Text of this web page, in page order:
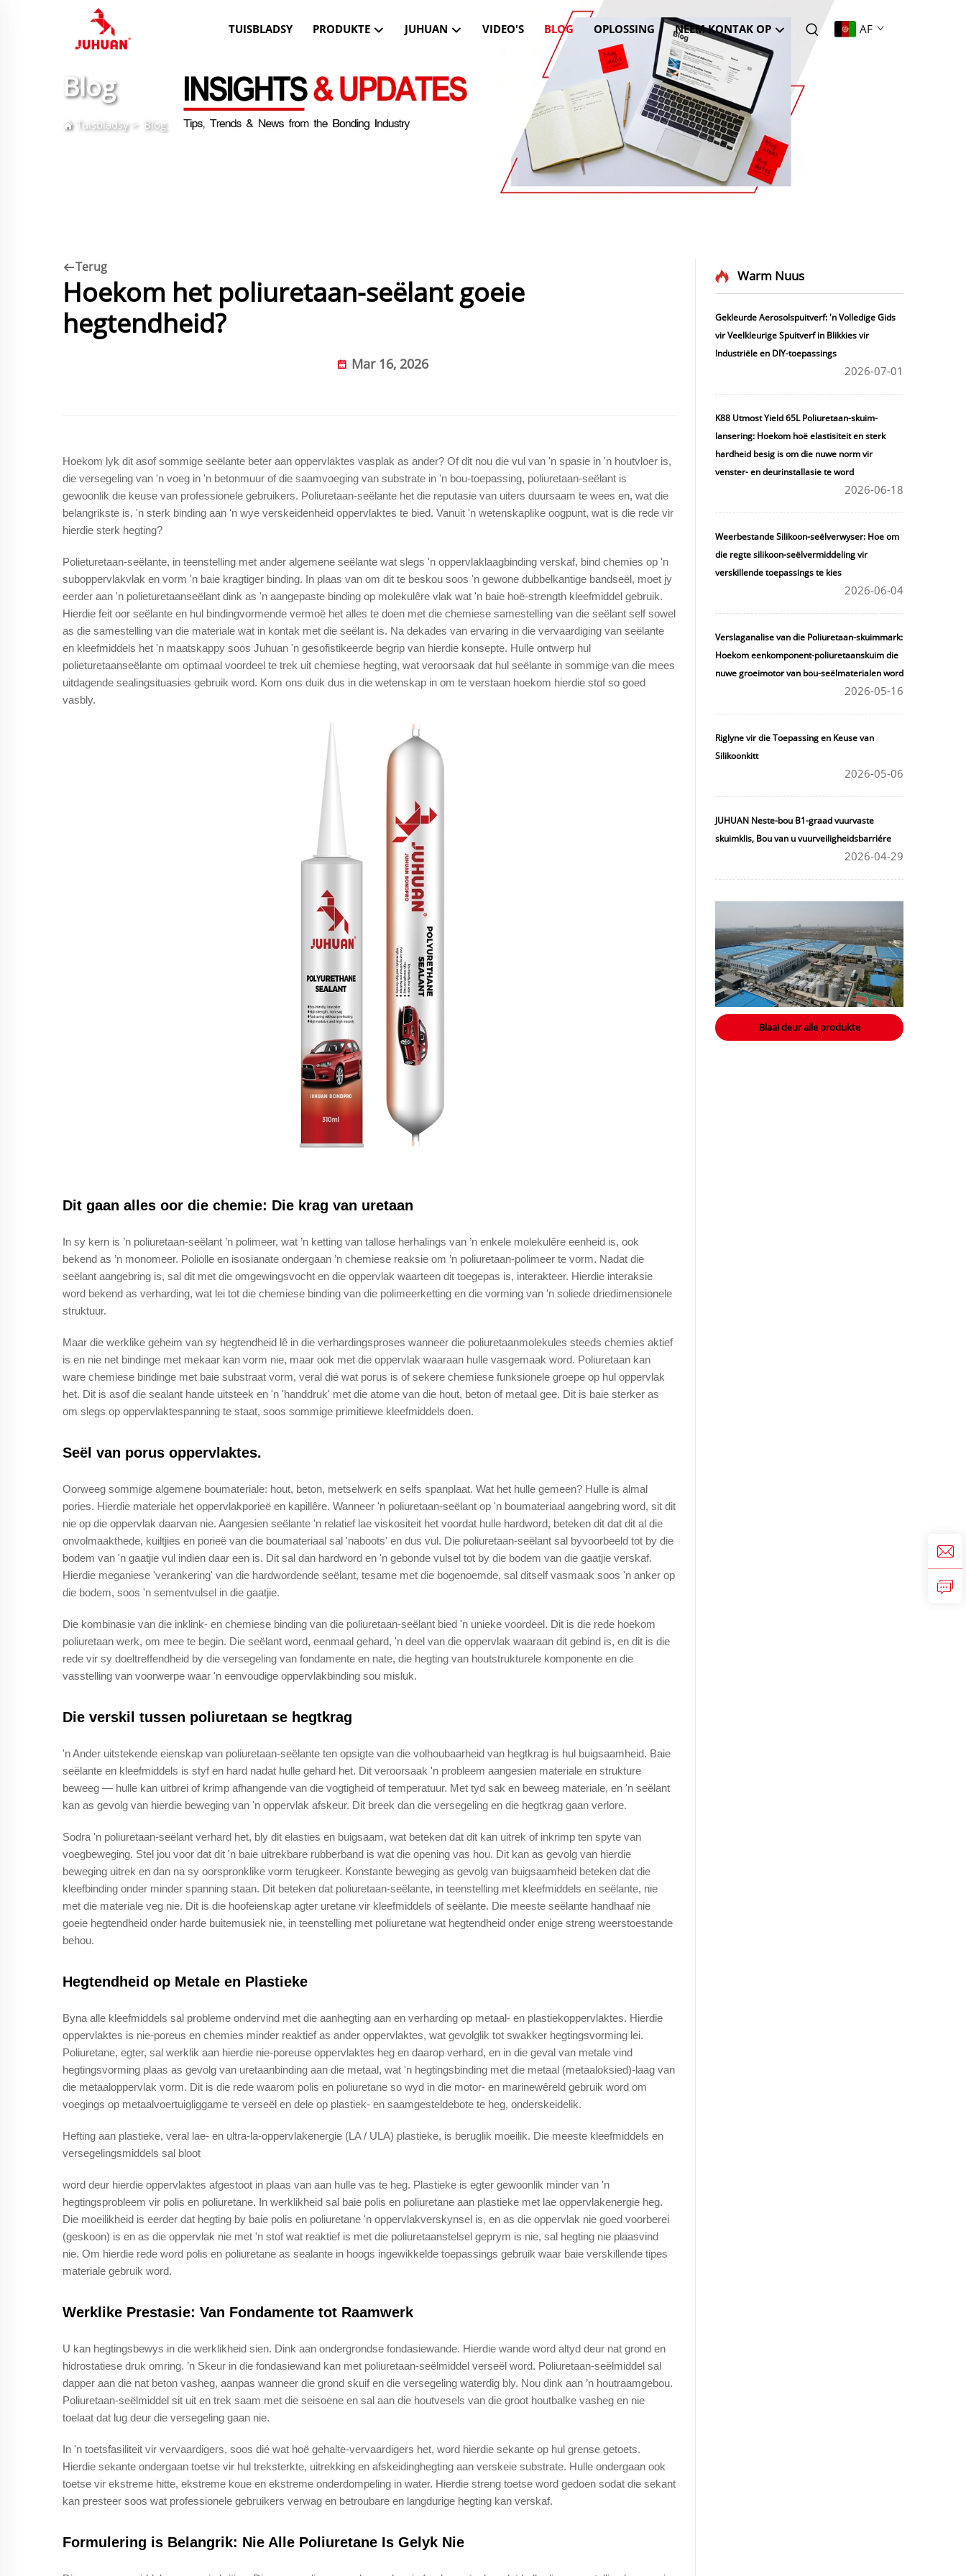
TUISBLADSY PRODUKTE JUHUAN VIDEO'S BLOG OPLOSSING NEEM KONTAK OP AF
Blog
Tuisbladsy> Blog
Terug
Hoekom het poliuretaan-seëlant goeie
hegtendheid?
Mar 16, 2026
Hoekom lyk dit asof sommige seëlante beter aan oppervlaktes vasplak as ander? Of dit nou die vul van 'n spasie in 'n houtvloer is,
die versegeling van 'n voeg in 'n betonmuur of die saamvoeging van substrate in 'n bou-toepassing, poliuretaan-seëlant is
gewoonlik die keuse van professionele gebruikers. Poliuretaan-seëlante het die reputasie van uiters duursaam te wees en, wat die
belangrikste is, 'n sterk binding aan 'n wye verskeidenheid oppervlaktes te bied. Vanuit 'n wetenskaplike oogpunt, wat is die rede vir
hierdie sterk hegting?
Polieturetaan-seëlante, in teenstelling met ander algemene seëlante wat slegs 'n oppervlaklaagbinding verskaf, bind chemies op 'n
suboppervlakvlak en vorm 'n baie kragtiger binding. In plaas van om dit te beskou soos 'n gewone dubbelkantige bandseël, moet jy
eerder aan 'n polieturetaanseëlant dink as 'n aangepaste binding op molekulêre vlak wat 'n baie hoë-strength kleefmiddel gebruik.
Hierdie feit oor seëlante en hul bindingvormende vermoë het alles te doen met die chemiese samestelling van die seëlant self sowel
as die samestelling van die materiale wat in kontak met die seëlant is. Na dekades van ervaring in die vervaardiging van seëlante
en kleefmiddels het 'n maatskappy soos Juhuan 'n gesofistikeerde begrip van hierdie konsepte. Hulle ontwerp hul
polieturetaanseëlante om optimaal voordeel te trek uit chemiese hegting, wat veroorsaak dat hul seëlante in sommige van die mees
uitdagende sealingsituasies gebruik word. Kom ons duik dus in die wetenskap in om te verstaan hoekom hierdie stof so goed
vasbly.
Dit gaan alles oor die chemie: Die krag van uretaan
In sy kern is ’n poliuretaan-seëlant ’n polimeer, wat ’n ketting van tallose herhalings van ’n enkele molekulêre eenheid is, ook
bekend as ’n monomeer. Poliolle en isosianate ondergaan ’n chemiese reaksie om ’n poliuretaan-polimeer te vorm. Nadat die
seëlant aangebring is, sal dit met die omgewingsvocht en die oppervlak waarteen dit toegepas is, interakteer. Hierdie interaksie
word bekend as verharding, wat lei tot die chemiese binding van die polimeerketting en die vorming van ’n soliede driedimensionele
struktuur.
Maar die werklike geheim van sy hegtendheid lê in die verhardingsproses wanneer die poliuretaanmolekules steeds chemies aktief
is en nie net bindinge met mekaar kan vorm nie, maar ook met die oppervlak waaraan hulle vasgemaak word. Poliuretaan kan
ware chemiese bindinge met baie substraat vorm, veral dié wat porus is of sekere chemiese funksionele groepe op hul oppervlak
het. Dit is asof die sealant hande uitsteek en 'n 'handdruk' met die atome van die hout, beton of metaal gee. Dit is baie sterker as
om slegs op oppervlaktespanning te staat, soos sommige primitiewe kleefmiddels doen.
Seël van porus oppervlaktes.
Oorweeg sommige algemene boumateriale: hout, beton, metselwerk en selfs spanplaat. Wat het hulle gemeen? Hulle is almal
pories. Hierdie materiale het oppervlakporieë en kapillêre. Wanneer 'n poliuretaan-seëlant op 'n boumateriaal aangebring word, sit dit
nie op die oppervlak daarvan nie. Aangesien seëlante 'n relatief lae viskositeit het voordat hulle hardword, beteken dit dat dit al die
onvolmaakthede, kuiltjies en porieë van die boumateriaal sal 'naboots' en dus vul. Die poliuretaan-seëlant sal byvoorbeeld tot by die
bodem van 'n gaatjie vul indien daar een is. Dit sal dan hardword en 'n gebonde vulsel tot by die bodem van die gaatjie verskaf.
Hierdie meganiese 'verankering' van die hardwordende seëlant, tesame met die bogenoemde, sal ditself vasmaak soos 'n anker op
die bodem, soos 'n sementvulsel in die gaatjie.
Die kombinasie van die inklink- en chemiese binding van die poliuretaan-seëlant bied 'n unieke voordeel. Dit is die rede hoekom
poliuretaan werk, om mee te begin. Die seëlant word, eenmaal gehard, 'n deel van die oppervlak waaraan dit gebind is, en dit is die
rede vir sy doeltreffendheid by die versegeling van fondamente en nate, die hegting van houtstrukturele komponente en die
vasstelling van voorwerpe waar 'n eenvoudige oppervlakbinding sou misluk.
Die verskil tussen poliuretaan se hegtkrag
'n Ander uitstekende eienskap van poliuretaan-seëlante ten opsigte van die volhoubaarheid van hegtkrag is hul buigsaamheid. Baie
seëlante en kleefmiddels is styf en hard nadat hulle gehard het. Dit veroorsaak 'n probleem aangesien materiale en strukture
beweeg — hulle kan uitbrei of krimp afhangende van die vogtigheid of temperatuur. Met tyd sak en beweeg materiale, en 'n seëlant
kan as gevolg van hierdie beweging van 'n oppervlak afskeur. Dit breek dan die versegeling en die hegtkrag gaan verlore.
Sodra 'n poliuretaan-seëlant verhard het, bly dit elasties en buigsaam, wat beteken dat dit kan uitrek of inkrimp ten spyte van
voegbeweging. Stel jou voor dat dit 'n baie uitrekbare rubberband is wat die opening vas hou. Dit kan as gevolg van hierdie
beweging uitrek en dan na sy oorspronklike vorm terugkeer. Konstante beweging as gevolg van buigsaamheid beteken dat die
kleefbinding onder minder spanning staan. Dit beteken dat poliuretaan-seëlante, in teenstelling met kleefmiddels en seëlante, nie
met die materiale veg nie. Dit is die hoofeienskap agter uretane vir kleefmiddels of seëlante. Die meeste seëlante handhaaf nie
goeie hegtendheid onder harde buitemusiek nie, in teenstelling met poliuretane wat hegtendheid onder enige streng weerstoestande
behou.
Hegtendheid op Metale en Plastieke
Byna alle kleefmiddels sal probleme ondervind met die aanhegting aan en verharding op metaal- en plastiekoppervlaktes. Hierdie
oppervlaktes is nie-poreus en chemies minder reaktief as ander oppervlaktes, wat gevolglik tot swakker hegtingsvorming lei.
Poliuretane, egter, sal werklik aan hierdie nie-poreuse oppervlaktes heg en daarop verhard, en in die geval van metale vind
hegtingsvorming plaas as gevolg van uretaanbinding aan die metaal, wat 'n hegtingsbinding met die metaal (metaaloksied)-laag van
die metaaloppervlak vorm. Dit is die rede waarom polis en poliuretane so wyd in die motor- en marinewêreld gebruik word om
voegings op metaalvoertuigliggame te verseël en dele op plastiek- en saamgesteldebote te heg, onderskeidelik.
Hefting aan plastieke, veral lae- en ultra-la-oppervlakenergie (LA / ULA) plastieke, is beruglik moeilik. Die meeste kleefmiddels en
versegelingsmiddels sal bloot
word deur hierdie oppervlaktes afgestoot in plaas van aan hulle vas te heg. Plastieke is egter gewoonlik minder van 'n
hegtingsprobleem vir polis en poliuretane. In werklikheid sal baie polis en poliuretane aan plastieke met lae oppervlakenergie heg.
Die moeilikheid is eerder dat hegting by baie polis en poliuretane 'n oppervlakverskynsel is, en as die oppervlak nie goed voorberei
(geskoon) is en as die oppervlak nie met 'n stof wat reaktief is met die poliuretaanstelsel geprym is nie, sal hegting nie plaasvind
nie. Om hierdie rede word polis en poliuretane as sealante in hoogs ingewikkelde toepassings gebruik waar baie verskillende tipes
materiale gebruik word.
Werklike Prestasie: Van Fondamente tot Raamwerk
U kan hegtingsbewys in die werklikheid sien. Dink aan ondergrondse fondasiewande. Hierdie wande word altyd deur nat grond en
hidrostatiese druk omring. ’n Skeur in die fondasiewand kan met poliuretaan-seëlmiddel verseël word. Poliuretaan-seëlmiddel sal
dapper aan die nat beton vasheg, aanpas wanneer die grond skuif en die versegeling waterdig bly. Nou dink aan ’n houtraamgebou.
Poliuretaan-seëlmiddel sit uit en trek saam met die seisoene en sal aan die houtvesels van die groot houtbalke vasheg en nie
toelaat dat lug deur die versegeling gaan nie.
In 'n toetsfasiliteit vir vervaardigers, soos dié wat hoë gehalte-vervaardigers het, word hierdie sekante op hul grense getoets.
Hierdie sekante ondergaan toetse vir hul treksterkte, uitrekking en afskeidinghegting aan verskeie substrate. Hulle ondergaan ook
toetse vir ekstreme hitte, ekstreme koue en ekstreme onderdompeling in water. Hierdie streng toetse word gedoen sodat die sekant
kan presteer soos wat professionele gebruikers verwag en betroubare en langdurige hegting kan verskaf.
Formulering is Belangrik: Nie Alle Poliuretane Is Gelyk Nie
Warm Nuus
Gekleurde Aerosolspuitverf: 'n Volledige Gids
vir Veelkleurige Spuitverf in Blikkies vir
Industriële en DIY-toepassings
2026-07-01
K88 Utmost Yield 65L Poliuretaan-skuim-
lansering: Hoekom hoë elastisiteit en sterk
hardheid besig is om die nuwe norm vir
venster- en deurinstallasie te word
2026-06-18
Weerbestande Silikoon-seëlverwyser: Hoe om
die regte silikoon-seëlvermiddeling vir
verskillende toepassings te kies
2026-06-04
Verslaganalise van die Poliuretaan-skuimmark:
Hoekom eenkomponent-poliuretaanskuim die
nuwe groeimotor van bou-seëlmaterialen word
2026-05-16
Riglyne vir die Toepassing en Keuse van
Silikoonkitt
2026-05-06
JUHUAN Neste-bou B1-graad vuurvaste
skuimklis, Bou van u vuurveiligheidsbarriére
2026-04-29
Blaai deur alle produkte